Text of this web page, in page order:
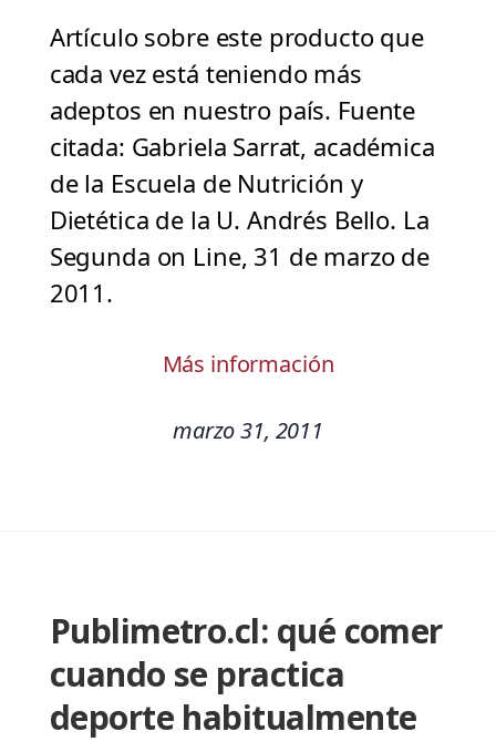
Artículo sobre este producto que
cada vez está teniendo más
adeptos en nuestro país. Fuente
citada: Gabriela Sarrat, académica
de la Escuela de Nutrición y
Dietética de la U. Andrés Bello. La
Segunda on Line, 31 de marzo de
2011.
Más información
marzo 31, 2011
Publimetro.cl: qué comer
cuando se practica
deporte habitualmente